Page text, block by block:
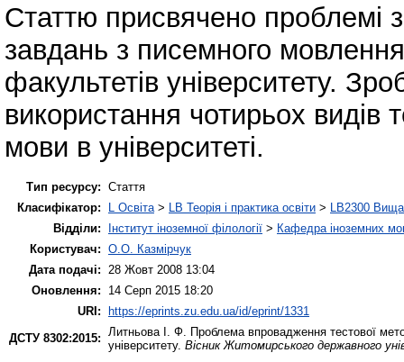
Статтю присвячено проблемі
завдань з писемного
факультетів університету.
використання чотирьох видів
мови в університеті.
Тип ресурсу: Стаття
Класифікатор:
L Освіта > LB Теорія і практика освіти > LB2300 Вища
Відділи:
Інститут іноземної філології > Кафедра іноземних
Користувач: О.О. Казмірчук
Дата подачі:
28 Жовт 2008 13:04
Оновлення:
14 Серп 2015 18:20
URI: https://eprints.zu.edu.ua/id/eprint/1331
ДСТУ 8302:2015:
Литньова І. Ф. Проблема впровадження тестової
університету. Вісник Житомирського державного